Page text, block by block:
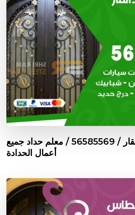
حداد أبواب بنيد القار / 56585569 / معلم حداد جميع
أعمال الحدادة